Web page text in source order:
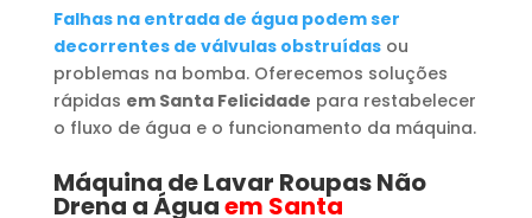
Falhas na entrada de água podem ser
decorrentes de válvulas obstruídasou
problemas na bomba. Oferecemos soluções
rápidas em Santa Felicidade para restabelecer
o fluxo de água e o funcionamento da máquina.
Máquina de Lavar RoupasNão
Drena a Águaem Santa